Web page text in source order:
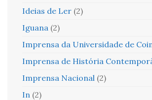
Ideias de Ler (2)
Iguana (2)
Imprensa da Universidade de
Imprensa de História
Imprensa Nacional (2)
In (2)